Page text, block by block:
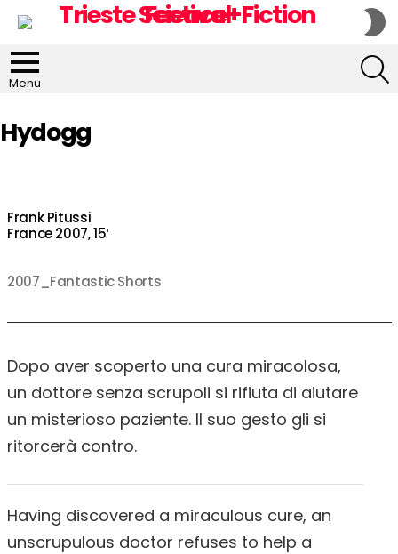
Menu
Hydogg
Frank Pitussi
France 2007, 15′
2007_Fantastic Shorts
Dopo aver scoperto una cura miracolosa,
un dottore senza scrupoli si rifiuta di aiutare
un misterioso paziente. Il suo gesto gli si
ritorcerà contro.
Having discovered a miraculous cure, an
unscrupulous doctor refuses to help a